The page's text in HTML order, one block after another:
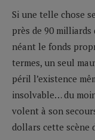
Si une telle chose
près de 90
néant le fonds
termes, un seul
péril l’existence
insolvable… du
volent à son
dollars cette scène